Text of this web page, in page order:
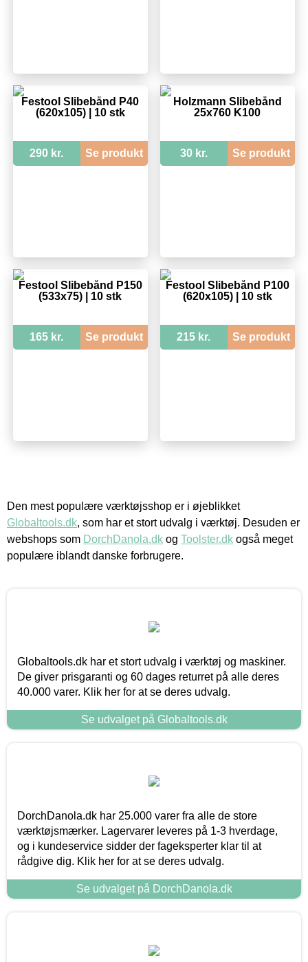
Festool Slibebånd P40
(620x105) | 10 stk
290 kr. Se produkt
Holzmann Slibebånd
25x760 K100
30 kr. Se produkt
Festool Slibebånd P150
(533x75) | 10 stk
165 kr. Se produkt
Festool Slibebånd P100
(620x105) | 10 stk
215 kr. Se produkt
Den mest populære værktøjsshop er i øjeblikket
Globaltools.dk, som har et stort udvalg i værktøj. Desuden er
webshops som DorchDanola.dk og Toolster.dk også meget
populære iblandt danske forbrugere.
Globaltools.dk har et stort udvalg i værktøj og maskiner.
De giver prisgaranti og 60 dages returret på alle deres
40.000 varer. Klik her for at se deres udvalg.
Se udvalget på Globaltools.dk
DorchDanola.dk har 25.000 varer fra alle de store
værktøjsmærker. Lagervarer leveres på 1-3 hverdage,
og i kundeservice sidder der fageksperter klar til at
rådgive dig. Klik her for at se deres udvalg.
Se udvalget på DorchDanola.dk